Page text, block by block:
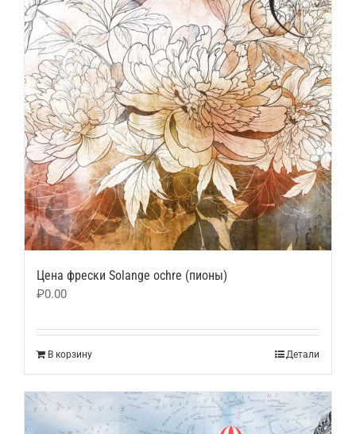
Цена фрески Solange ochre (пионы)
₽0.00
В корзину Детали